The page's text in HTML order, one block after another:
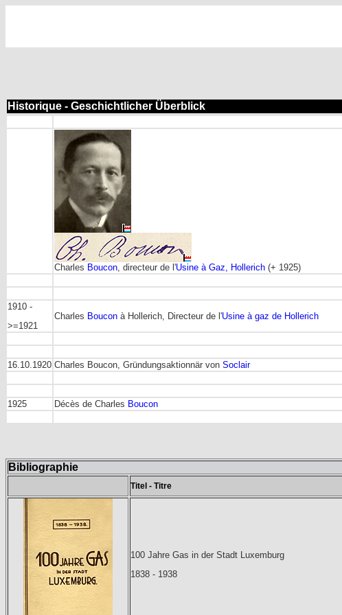
Historique - Geschichtlicher Überblick
Charles Boucon, directeur de l'Usine à Gaz, Hollerich (+ 1925)
1910 -
>=1921
Charles Boucon à Hollerich, Directeur de l'Usine à gaz de Hollerich
16.10.1920 Charles Boucon, Gründungsaktionnär von Soclair
1925 Décès de Charles Boucon
Bibliographie
Titel - Titre
100 Jahre Gas in der Stadt Luxemburg
1838 - 1938